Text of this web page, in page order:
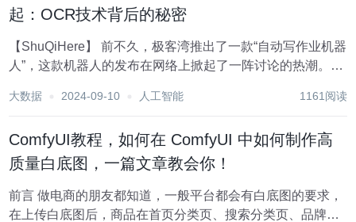
起：OCR技术背后的秘密
【ShuQiHere】 前不久，极客湾推出了一款“自动写作业机器
人”，这款机器人的发布在网络上掀起了一阵讨论的热潮。它
众来说，这无疑是“黑科技”的完美体现，但对于喜欢刨根问
大数据 2024-09-10 人工智能 1161阅读
ComfyUI教程，如何在 ComfyUI 中如何制作高
质量白底图，一篇文章教会你！
前言 做电商的朋友都知道，一般平台都会有白底图的要求，
在上传白底图后，商品在首页分类页、搜索分类页、品牌